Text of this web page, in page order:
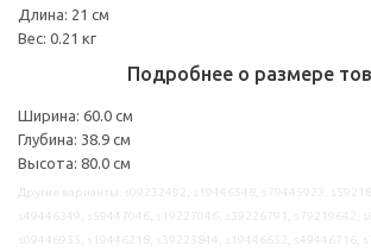
Длина: 21 см
Вес: 0.21 кг
Подробнее о размере
Ширина: 60.0 см
Глубина: 38.9 см
Высота: 80.0 см